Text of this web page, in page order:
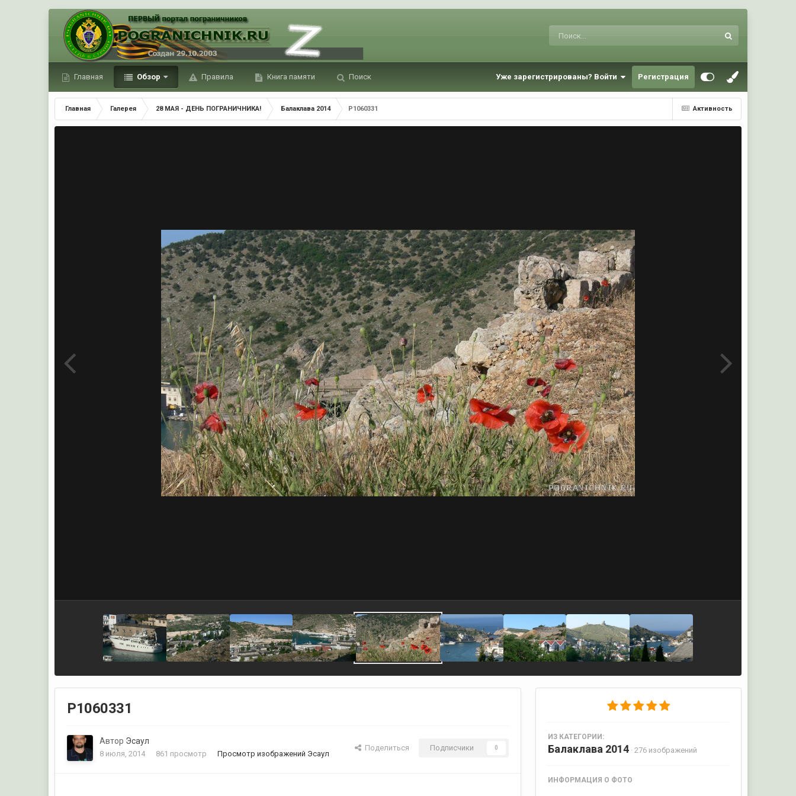
Главная Обзор Правила Книга памяти Поиск Уже зарегистрированы? Войти Регистрация
Активность
Главная Галерея 28 МАЯ - ДЕНЬ ПОГРАНИЧНИКА! Балаклава 2014 P1060331
P1060331
Автор Эсаул
8 июля, 2014 861 просмотр Просмотр изображений Эсаул
Поделиться Подписчики 0
ИЗ КАТЕГОРИИ:
Балаклава 2014 · 276 изображений
ИНФОРМАЦИЯ О ФОТО